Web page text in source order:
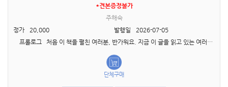
*견본증정불가
주해숙
정가
20,000 발행일
2026-07-05
프롤로그 처음 이 책을 펼친 여러분, 반가워요. 지금 이 글을 읽고 있는 여러분은 아마도, 자신이 태어나고 자란 곳이 아닌 낯선 나라, 낯선 캠퍼스에서 하루하루..
단체구매